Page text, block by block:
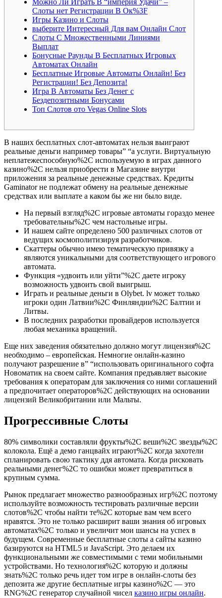
Можно Ли Играть В “империя Удачи” –
Слоты нет Регистрации В Ок%3F
Игры Казино и Слоты
выберите Интересный Для вам Онлайн Слот
Слоты С Множественными Линиями
Выплат
Бонусные Раунды В Бесплатных Игровых
Автоматах Онлайн
Бесплатные Игровые Автоматы Онлайн! Без
Регистрации! Без Депозита!
Игра В Автоматы Без Денег с
Бездепозитными Бонусами
Топ Слотов ото Vegas Online Slots
В наших бесплатных слот-автоматах нельзя выиграют
реальные деньги например товары” “а услуги. Виртуальную
неплатежеспособную%2C используемую в играх данного
казино%2C нельзя приобрести в Магазине внутри
приложения за реальные денежные средствах. Кредиты
Gaminator не подлежат обмену на реальные денежные
средствах или выплате а каком бы же ни было виде.
На первый взгляд%2C игровые автоматы гораздо менее
требовательны%2C чем настольные игры.
И нашем сайте определено 500 различных слотов от
ведущих космополитизируя разработчиков.
Скаттеры обычно имею тематическую привязку а
являются уникальными для соответствующего игрового
автомата.
Функция «удвоить или уйти”%2C даете игроку
возможность удвоить свой выигрыш.
Играть и реальные деньги в Olybet. lv может только
игроки один Латвии%2C Финляндии%2C Балтии и
Литвы.
В последних разработки провайдеров используется
любая механика вращений.
Еще них заведения обязательно должно могут лицензия%2C
необходимо – европейская. Немногие онлайн-казино
получают разрешение в” “использовать оригинального софта
Новоматик на своем сайте. Компания предъявляет высокие
требования к операторам для заключения со ними соглашений
а предпочитает операторов%2C действующих на основании
лицензий Великобритании или Мальты.
Прогрессивные Слоты
80% символики составляли фрукты%2C веши%2C звезды%2C
колокола. Ещё а демо ганцвайх играют%2C когда захотели
спланировать свою тактику ддя автомата. Когда рисковать
реальными денег%2C то ошибки может превратиться в
крупным сумма.
Рынок предлагает множество разнообразных игр%2C поэтому
используйте возможность тестировать различные версии
слотов%2C чтобы найти те%2C которые вам чем всего
нравятся. Это не только расширит ваши знания об игровых
автоматах%2C только и увеличит мои шансы на успех в
будущем. Современные бесплатные слоты а сайты казино
базируются на HTML5 и JavaScript. Это делаем их
функциональными же совместимыми с теми мобильными
устройствами. Но технология%2C которую и должны
знать%2C только речь идет том игре в онлайн-слоты без
депозита же другие бесплатные игры казино%2C — это
RNG%2C генератор случайной чисел казино игры онлайн.